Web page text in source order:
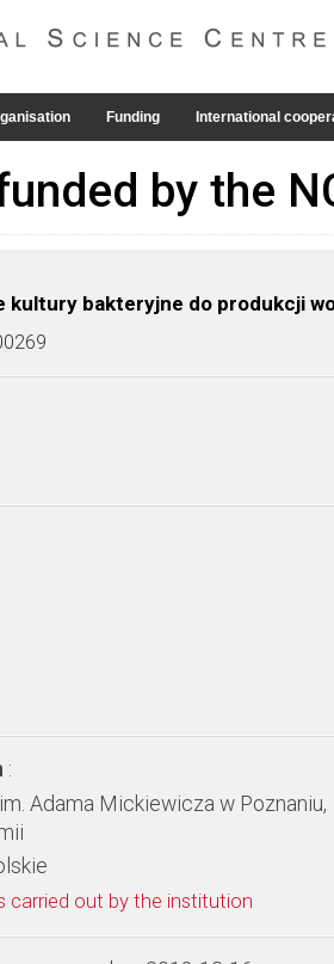
Funding International
by the
kultury bakteryjne do produkcji
:
Adama Mickiewicza w Poznaniu,
carried out by the institution